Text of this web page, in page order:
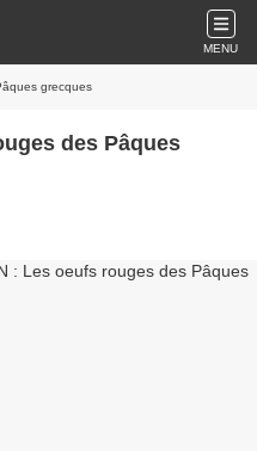
MENU
grecques
des Pâques